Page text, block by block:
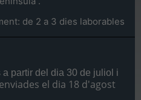
de 2 a 3 dies laborables
a partir del dia 30 de juliol i
el dia 18 d'agost